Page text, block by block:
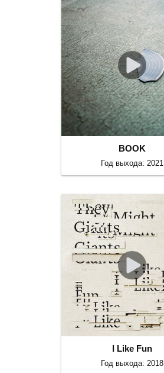
BOOK
Год выхода: 2021
I Like Fun
Год выхода: 2018